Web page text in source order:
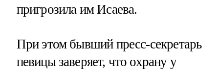
пригрозила им Исаева.
При этом бывший пресс-секретарь
певицы заверяет, что охрану у